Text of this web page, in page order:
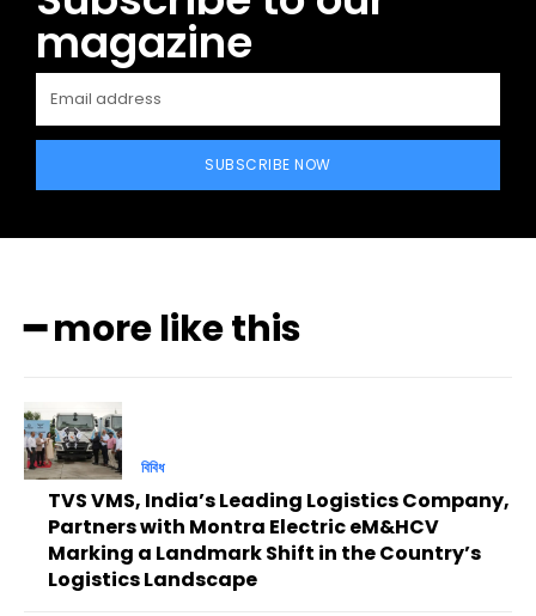
magazine
SUBSCRIBE NOW
━ more like this
বিবিধ
TVS VMS, India’s Leading Logistics Company,
Partners with Montra Electric eM&HCV
Marking a Landmark Shift in the Country’s
Logistics Landscape